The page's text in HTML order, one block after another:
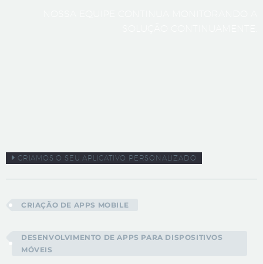
CRIAMOS O SEU APLICATIVO PERSONALIZADO
CRIAÇÃO DE APPS MOBILE
DESENVOLVIMENTO DE APPS PARA DISPOSITIVOS
MÓVEIS